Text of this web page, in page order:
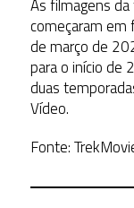
As filmagens
começaram
de março de
para o início de
duas
Vídeo.
Fonte: